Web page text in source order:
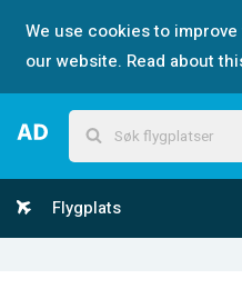
We use cookies to
our website. Read about
Flygplats